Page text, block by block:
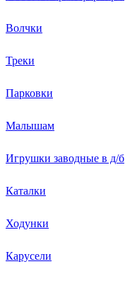
Волчки
Треки
Парковки
Малышам
Игрушки заводные в д/б
Каталки
Ходунки
Карусели